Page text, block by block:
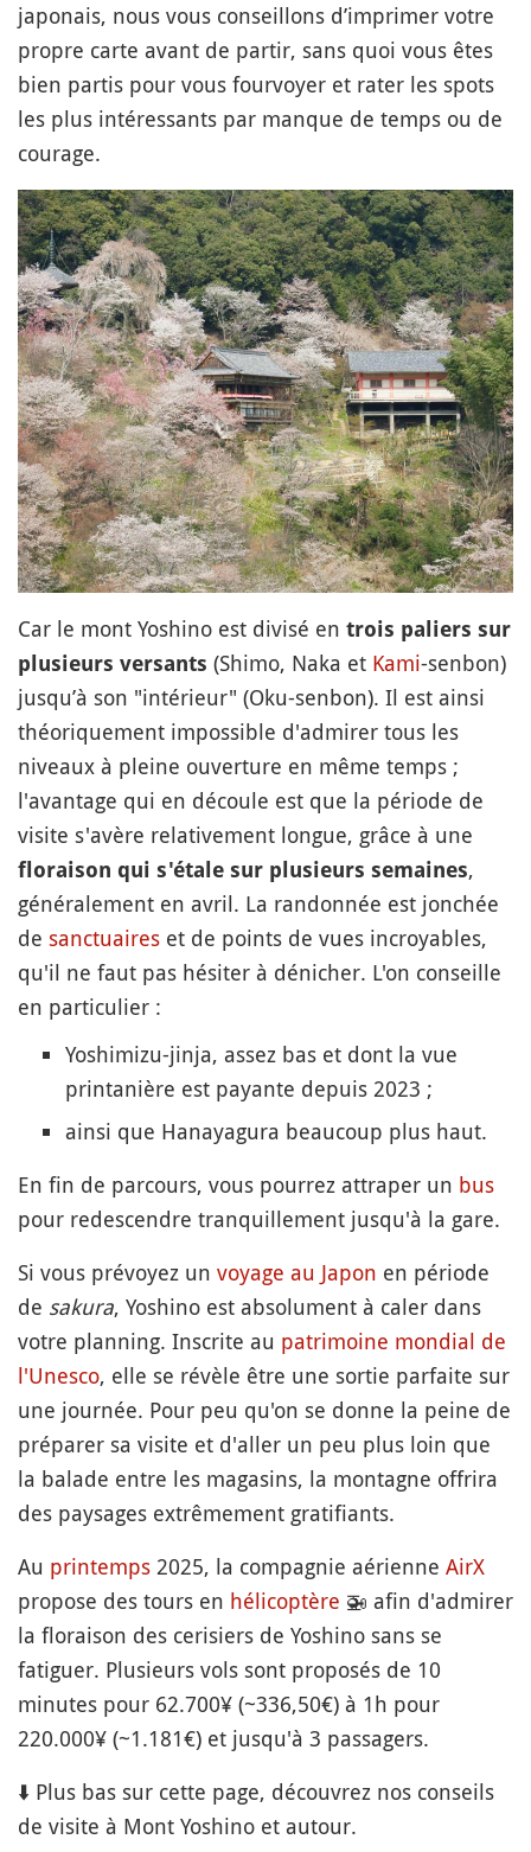
japonais, nous vous conseillons d’imprimer votre
propre carte avant de partir, sans quoi vous êtes
bien partis pour vous fourvoyer et rater les spots
les plus intéressants par manque de temps ou de
courage.
Car le mont Yoshino est divisé en trois paliers sur
plusieurs versants (Shimo, Naka et Kami-senbon)
jusqu’à son "intérieur" (Oku-senbon). Il est ainsi
théoriquement impossible d'admirer tous les
niveaux à pleine ouverture en même temps ;
l'avantage qui en découle est que la période de
visite s'avère relativement longue, grâce à une
floraison qui s'étale sur plusieurs semaines,
généralement en avril. La randonnée est jonchée
de sanctuaires et de points de vues incroyables,
qu'il ne faut pas hésiter à dénicher. L'on conseille
en particulier :
Yoshimizu-jinja, assez bas et dont la vue
printanière est payante depuis 2023 ;
ainsi que Hanayagura beaucoup plus haut.
En fin de parcours, vous pourrez attraper un bus
pour redescendre tranquillement jusqu'à la gare.
Si vous prévoyez un voyage au Japon en période
de sakura, Yoshino est absolument à caler dans
votre planning. Inscrite au patrimoine mondial de
l'Unesco, elle se révèle être une sortie parfaite sur
une journée. Pour peu qu'on se donne la peine de
préparer sa visite et d'aller un peu plus loin que
la balade entre les magasins, la montagne offrira
des paysages extrêmement gratifiants.
Au printemps 2025, la compagnie aérienne AirX
propose des tours en hélicoptère 🚁 afin d'admirer
la floraison des cerisiers de Yoshino sans se
fatiguer. Plusieurs vols sont proposés de 10
minutes pour 62.700¥ (~336,50€) à 1h pour
220.000¥ (~1.181€) et jusqu'à 3 passagers.
⬇️ Plus bas sur cette page, découvrez nos conseils
de visite à Mont Yoshino et autour.